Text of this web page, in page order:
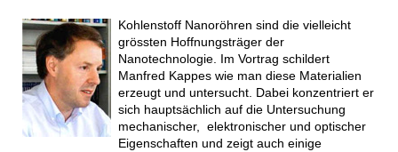
Kohlenstoff Nanoröhren sind die vielleicht
grössten Hoffnungsträger der
Nanotechnologie. Im Vortrag schildert
Manfred Kappes wie man diese Materialien
erzeugt und untersucht. Dabei konzentriert er
sich hauptsächlich auf die Untersuchung
mechanischer, elektronischer und optischer
Eigenschaften und zeigt auch einige